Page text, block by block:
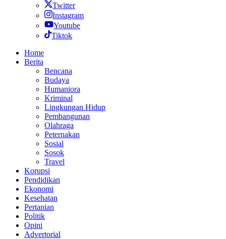
Twitter
Instagram
Youtube
Tiktok
Home
Berita
Bencana
Budaya
Humaniora
Kriminal
Lingkungan Hidup
Pembangunan
Olahraga
Peternakan
Sosial
Sosok
Travel
Korupsi
Pendidikan
Ekonomi
Kesehatan
Pertanian
Politik
Opini
Advertorial